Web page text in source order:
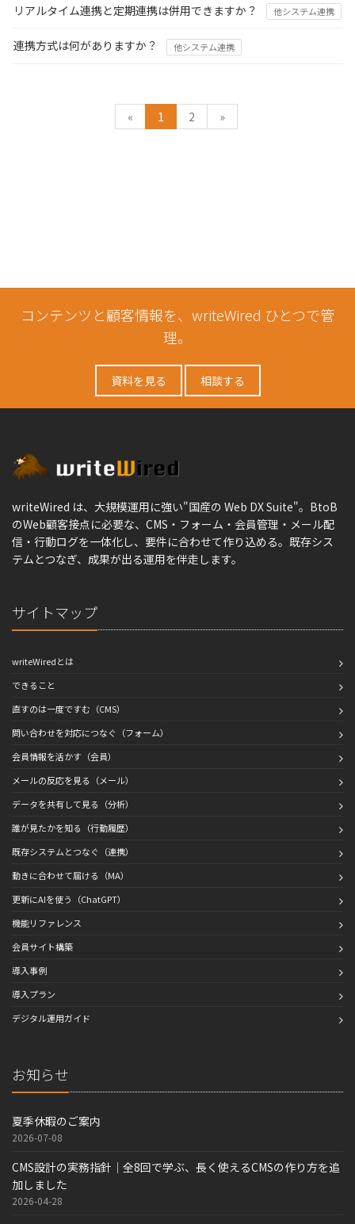
リアルタイム連携と定期連携は併用できますか？ 他システム連携
連携方式は何がありますか？ 他システム連携
« 1 2 »
コンテンツと顧客情報を、writeWired ひとつで管
理。
資料を見る 相談する
writeWired は、大規模運用に強い"国産の Web DX Suite"。BtoB
のWeb顧客接点に必要な、CMS・フォーム・会員管理・メール配
信・行動ログを一体化し、要件に合わせて作り込める。既存シス
テムとつなぎ、成果が出る運用を伴走します。
サイトマップ
writeWiredとは
できること
直すのは一度ですむ（CMS）
問い合わせを対応につなぐ（フォーム）
会員情報を活かす（会員）
メールの反応を見る（メール）
データを共有して見る（分析）
誰が見たかを知る（行動履歴）
既存システムとつなぐ（連携）
動きに合わせて届ける（MA）
更新にAIを使う（ChatGPT）
機能リファレンス
会員サイト構築
導入事例
導入プラン
デジタル運用ガイド
お知らせ
夏季休暇のご案内
2026-07-08
CMS設計の実務指針｜全8回で学ぶ、長く使えるCMSの作り方を追
加しました
2026-04-28